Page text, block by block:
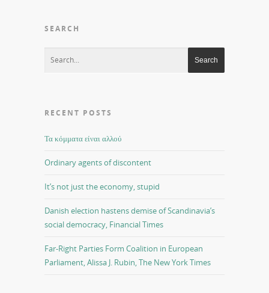
SEARCH
RECENT POSTS
Τα κόμματα είναι αλλού
Ordinary agents of discontent
It’s not just the economy, stupid
Danish election hastens demise of Scandinavia’s
social democracy, Financial Times
Far-Right Parties Form Coalition in European
Parliament, Alissa J. Rubin, The New York Times